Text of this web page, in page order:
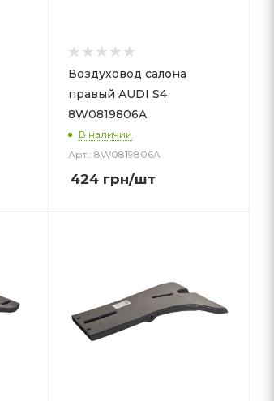
Воздуховод салона
правый AUDI S4
8W0819806A
В наличии
Арт.: 8W0819806A
424грн/шт